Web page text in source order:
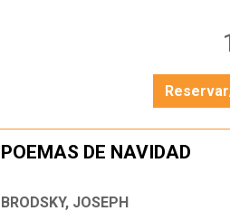
POEMAS DE NAVIDAD
BRODSKY, JOSEPH